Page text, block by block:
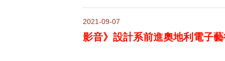
2021-09-07
影音》設計系前進奧地利電子